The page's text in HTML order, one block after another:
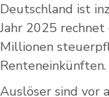
Deutschland ist
Jahr 2025
Millionen
Renteneinkünften.
Auslöser sind vor